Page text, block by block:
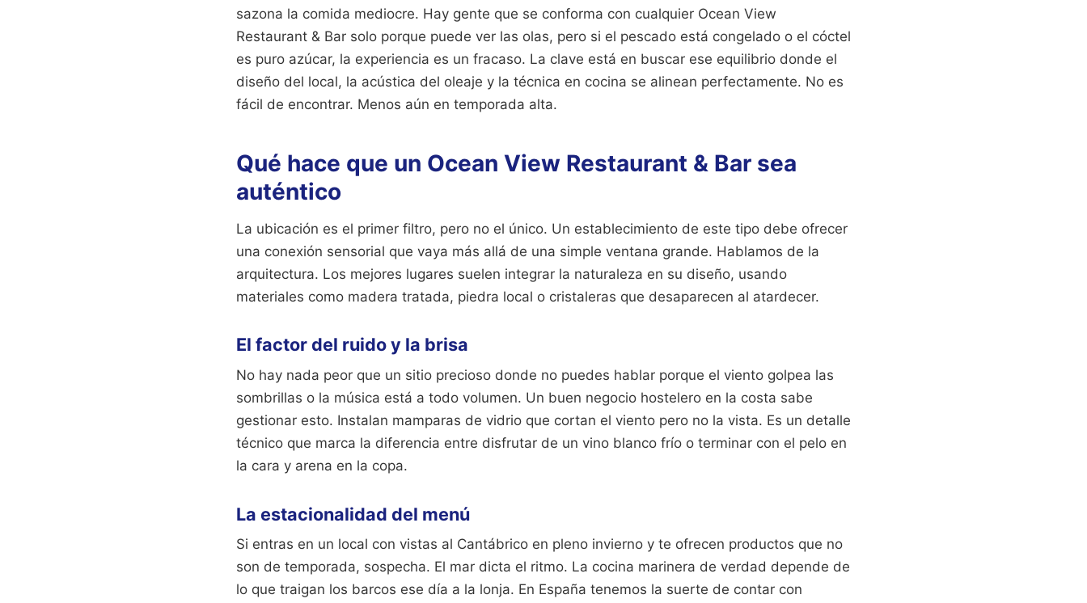
sazona la comida mediocre. Hay gente que se conforma con cualquier Ocean View
Restaurant & Bar solo porque puede ver las olas, pero si el pescado está congelado o el cóctel
es puro azúcar, la experiencia es un fracaso. La clave está en buscar ese equilibrio donde el
diseño del local, la acústica del oleaje y la técnica en cocina se alinean perfectamente. No es
fácil de encontrar. Menos aún en temporada alta.
Qué hace que un Ocean View Restaurant & Bar sea
auténtico
La ubicación es el primer filtro, pero no el único. Un establecimiento de este tipo debe ofrecer
una conexión sensorial que vaya más allá de una simple ventana grande. Hablamos de la
arquitectura. Los mejores lugares suelen integrar la naturaleza en su diseño, usando
materiales como madera tratada, piedra local o cristaleras que desaparecen al atardecer.
El factor del ruido y la brisa
No hay nada peor que un sitio precioso donde no puedes hablar porque el viento golpea las
sombrillas o la música está a todo volumen. Un buen negocio hostelero en la costa sabe
gestionar esto. Instalan mamparas de vidrio que cortan el viento pero no la vista. Es un detalle
técnico que marca la diferencia entre disfrutar de un vino blanco frío o terminar con el pelo en
la cara y arena en la copa.
La estacionalidad del menú
Si entras en un local con vistas al Cantábrico en pleno invierno y te ofrecen productos que no
son de temporada, sospecha. El mar dicta el ritmo. La cocina marinera de verdad depende de
lo que traigan los barcos ese día a la lonja. En España tenemos la suerte de contar con